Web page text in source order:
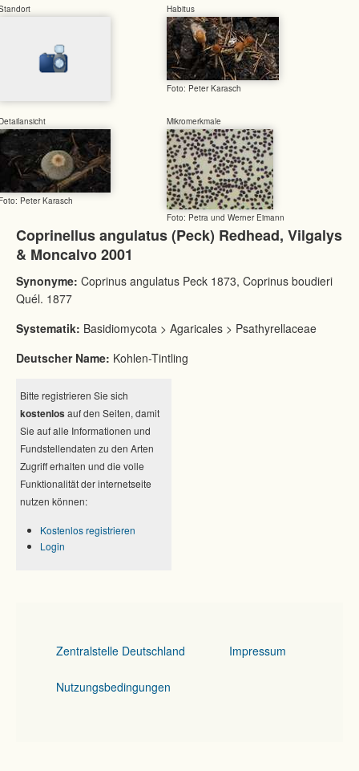
Habitus
Foto: Peter Karasch
Peter Karasch
Mikromerkmale
Foto: Petra und Werner Eimann
Coprinellus angulatus (Peck) Redhead, Vilgalys
& Moncalvo 2001
Synonyme: Coprinus angulatus Peck 1873, Coprinus boudieri
Quél. 1877
Systematik: Basidiomycota > Agaricales > Psathyrellaceae
Deutscher Name: Kohlen-Tintling
Bitte registrieren Sie sich
kostenlos auf den Seiten, damit
Sie auf alle Informationen und
Fundstellendaten zu den Arten
Zugriff erhalten und die volle
Funktionalität der internetseite
nutzen können:
Kostenlos registrieren
Login
Zentralstelle Deutschland Impressum
Nutzungsbedingungen